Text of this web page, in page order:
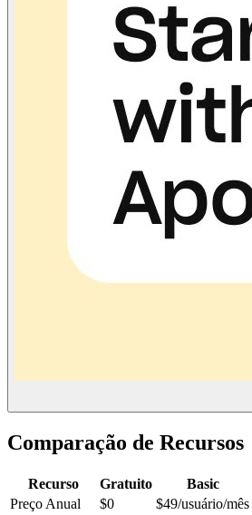
Comparação de Recursos
Recurso Gratuito Basic
Preço Anual
$0 $49/usuário/mês